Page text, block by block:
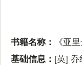
书籍名称：
《亚
基础信息： [英] 乔